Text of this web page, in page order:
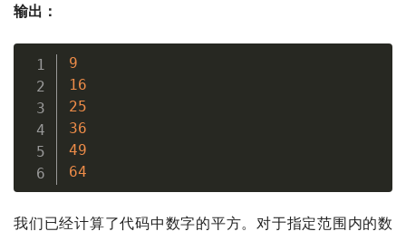
输出：
9
16
25
36
49
64
我们已经计算了代码中数字的平方。对于指定范围内的数